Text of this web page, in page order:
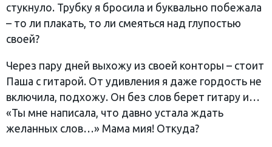
стукнуло. Трубку я бросила и буквально побежала
– то ли плакать, то ли смеяться над глупостью
своей?
Через пару дней выхожу из своей конторы – стоит
Паша с гитарой. От удивления я даже гордость не
включила, подхожу. Он без слов берет гитару и…
«Ты мне написала, что давно устала ждать
желанных слов…» Мама мия! Откуда?